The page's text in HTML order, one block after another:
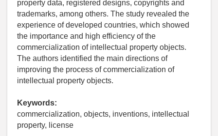
property data, registered designs, copyrights and
trademarks, among others. The study revealed the
experience of developed countries, which showed
the importance and high efficiency of the
commercialization of intellectual property objects.
The authors identified the main directions of
improving the process of commercialization of
intellectual property objects.
Keywords:
commercialization, objects, inventions, intellectual
property, license